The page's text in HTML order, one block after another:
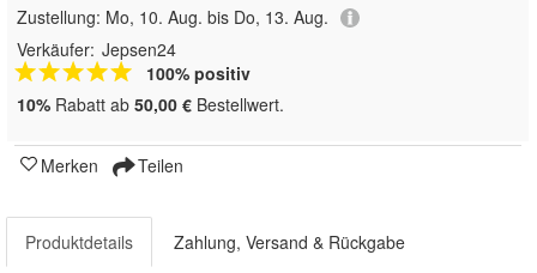
Zustellung: Mo, 10. Aug. bis Do, 13. Aug.
Verkäufer: Jepsen24
100% positiv
10% Rabatt ab 50,00 € Bestellwert.
Merken Teilen
Produktdetails Zahlung, Versand & Rückgabe